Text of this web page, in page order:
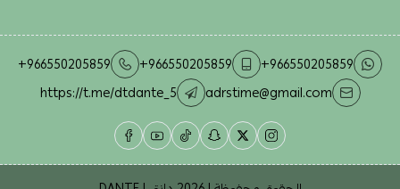
+966550205859
+966550205859
+966550205859
adrstime@gmail.com
https://t.me/dtdante_5